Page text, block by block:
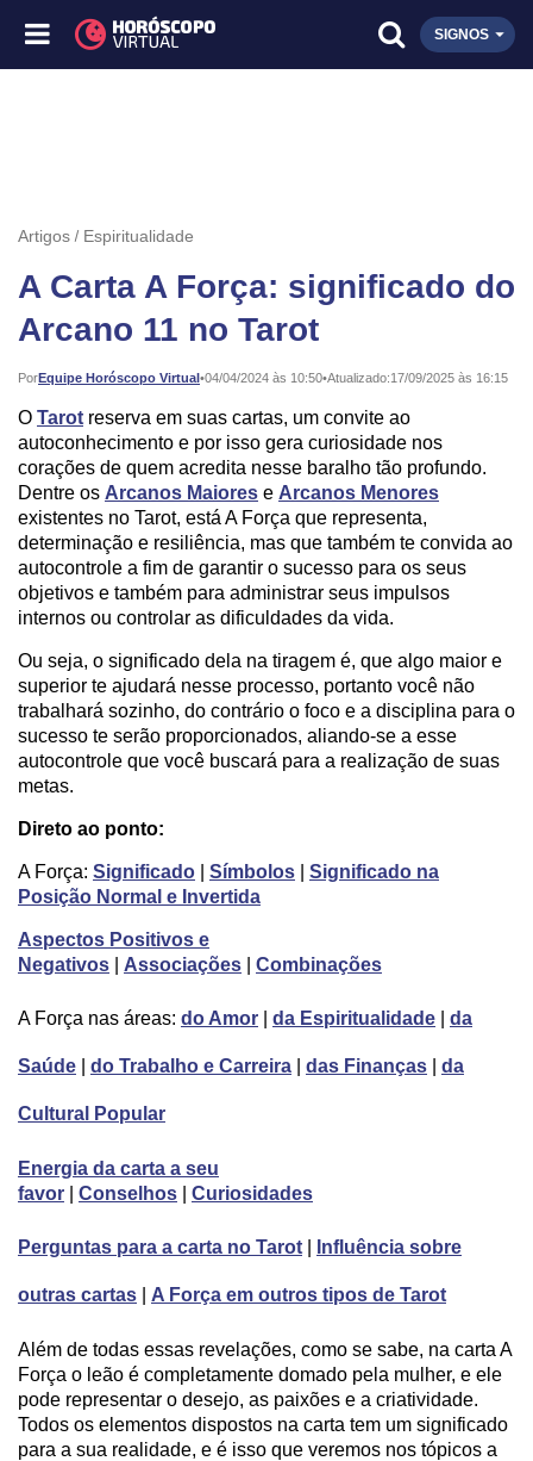
SIGNOS
Artigos Espiritualidade
A Carta A Força: significado do
Arcano 11 no Tarot
PorEquipe Horóscopo Virtual•
Publicado: 04/04/2024 às 10:50•Atualizado:17/09/2025 às 16:15
O Tarot reserva em suas cartas, um convite ao
autoconhecimento e por isso gera curiosidade nos
corações de quem acredita nesse baralho tão profundo.
Dentre os Arcanos Maiores e Arcanos Menores
existentes no Tarot, está A Força que representa,
determinação e resiliência, mas que também te convida ao
autocontrole a fim de garantir o sucesso para os seus
objetivos e também para administrar seus impulsos
internos ou controlar as dificuldades da vida.
Ou seja, o significado dela na tiragem é, que algo maior e
superior te ajudará nesse processo, portanto você não
trabalhará sozinho, do contrário o foco e a disciplina para o
sucesso te serão proporcionados, aliando-se a esse
autocontrole que você buscará para a realização de suas
metas.
Direto ao ponto:
A Força: Significado Símbolos
Significado na
Posição Normal e Invertida
Aspectos Positivos e
Negativos
Associações Combinações
A Força nas áreas: do Amor da Espiritualidade da
Saúde do Trabalho e Carreira das Finanças da
Cultural Popular
Energia da carta a seu
favor
Conselhos Curiosidades
Perguntas para a carta no Tarot Influência sobre
outras cartas A Força em outros tipos de Tarot
Além de todas essas revelações, como se sabe, na carta A
Força o leão é completamente domado pela mulher, e ele
pode representar o desejo, as paixões e a criatividade.
Todos os elementos dispostos na carta tem um significado
para a sua realidade, e é isso que veremos nos tópicos a